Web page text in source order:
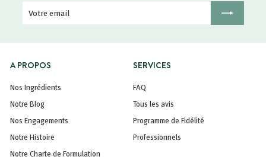
Votre
Inscription
A PROPOS
Nos Ingrédients
Notre Blog
Nos Engagements
Notre Histoire
Notre Charte de Formulation
SERVICES
FAQ
Tous les avis
Programme de Fidélité
Professionnels